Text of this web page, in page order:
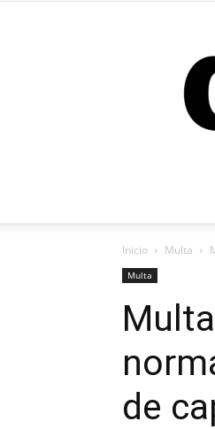
Inicio Multa
Multa
de